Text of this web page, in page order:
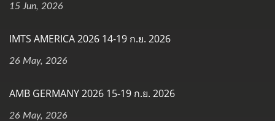
15 Jun, 2026
IMTS AMERICA 2026 14-19 ก.ย. 2026
26 May, 2026
AMB GERMANY 2026 15-19 ก.ย. 2026
26 May, 2026